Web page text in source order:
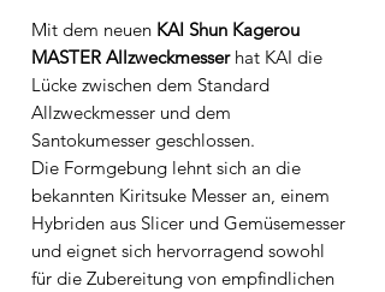
Mit dem neuen KAI Shun Kagerou
MASTER Allzweckmesser hat KAI die
Lücke zwischen dem Standard
Allzweckmesser und dem
Santokumesser geschlossen.
Die Formgebung lehnt sich an die
bekannten Kiritsuke Messer an, einem
Hybriden aus Slicer und Gemüsemesser
und eignet sich hervorragend sowohl
für die Zubereitung von empfindlichen